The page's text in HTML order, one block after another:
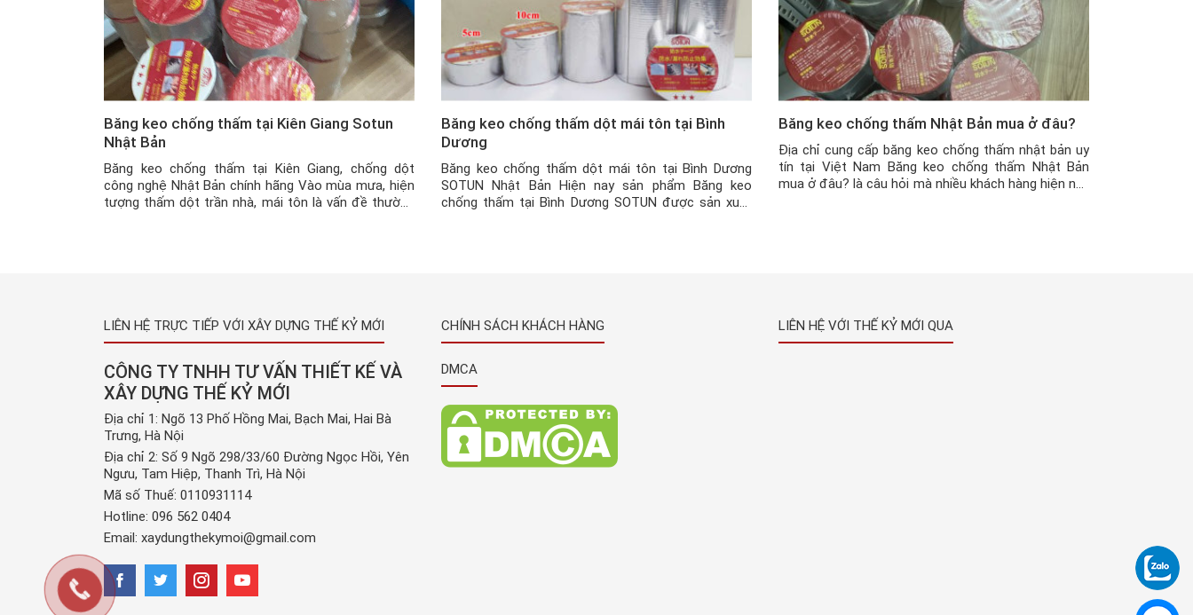
Băng keo chống thấm tại Kiên Giang Sotun
Nhật Bản
Băng keo chống thấm tại Kiên Giang, chống dột
công nghệ Nhật Bản chính hãng Vào mùa mưa, hiện
tượng thấm dột trần nhà, mái tôn là vấn đề thường
Băng keo chống thấm dột mái tôn tại Bình
Dương
Băng keo chống thấm dột mái tôn tại Bình Dương
SOTUN Nhật Bản Hiện nay sản phẩm Băng keo
chống thấm tại Bình Dương SOTUN được sản xuất
Băng keo chống thấm Nhật Bản mua ở đâu?
Địa chỉ cung cấp băng keo chống thấm nhật bản uy
tín tại Việt Nam Băng keo chống thấm Nhật Bản
mua ở đâu? là câu hỏi mà nhiều khách hàng hiện nay
LIÊN HỆ TRỰC TIẾP VỚI XÂY DỰNG THẾ KỶ MỚI
CÔNG TY TNHH TƯ VẤN THIẾT KẾ VÀ
XÂY DỰNG THẾ KỶ MỚI
Địa chỉ 1: Ngõ 13 Phố Hồng Mai, Bạch Mai, Hai Bà
Trưng, Hà Nội
Địa chỉ 2: Số 9 Ngõ 298/33/60 Đường Ngọc Hồi, Yên
Ngưu, Tam Hiệp, Thanh Trì, Hà Nội
Mã số Thuế: 0110931114
Hotline: 096 562 0404
Email: xaydungthekymoi@gmail.com
CHÍNH SÁCH KHÁCH HÀNG
DMCA
LIÊN HỆ VỚI THẾ KỶ MỚI QUA